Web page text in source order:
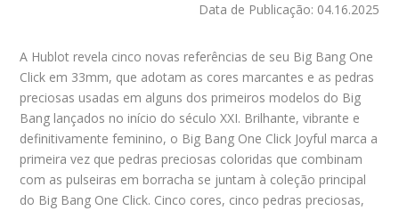
Data de Publicação: 04.16.2025
A Hublot revela cinco novas referências de seu Big Bang One
Click em 33mm, que adotam as cores marcantes e as pedras
preciosas usadas em alguns dos primeiros modelos do Big
Bang lançados no início do século XXI. Brilhante, vibrante e
definitivamente feminino, o Big Bang One Click Joyful marca a
primeira vez que pedras preciosas coloridas que combinam
com as pulseiras em borracha se juntam à coleção principal
do Big Bang One Click. Cinco cores, cinco pedras preciosas,